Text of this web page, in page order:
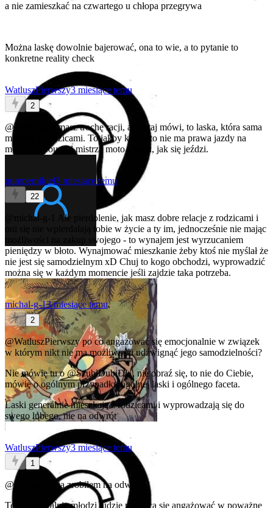
a nie zamieszkać na czwartego u chłopa przegrywa
Można laskę dowolnie bajerować, ona to wie, a to pytanie to
konkretne reality check
WatluszPierwszy3 miesiące temu
2
@michal-g-1
masz trochę racji, ale tutaj mówi, to laska, która sama
mieszka z rodzicami. To jakby ktoś, kto nie ma prawa jazdy na
motocykl pouczał mistrza moto crossu, jak się jeździ.
pumpernikiel3 miesiące temu
22
@michal-g-1
Ale pierdolenie, jak masz dobre relacje z rodzicami i
oni się nie wpierdalają tobie w życie a ty im, jednocześnie nie mając
możliwości na zakup swojego - to wynajem jest wyrzucaniem
pieniędzy w błoto. Wynajmować mieszkanie żeby ktoś nie myślał że
nie jest się samodzielnym xD Chuj to kogo obchodzi, wyprowadzić
można się w każdym momencie jeśli zajdzie taka potrzeba.
michal-g-13 miesiące temu
2
@WatluszPierwszypo co angażować się emocjonalnie w związek
w którym nikt nie ma możliwości udźwignąć jego samodzielności?
Nie mówię tu o@SzubiDubiDU, nie obraź się, to nie do Ciebie,
mówię o ogólnym przypadku ogólnej laski i ogólnego faceta.
Laski generalnie mieszkają z rodzicami i wyprowadzają się do
swego lubego, nie na odwrót
WatluszPierwszy3 miesiące temu
1
@michal-g-1
ja zrobiłem na odwrót
Teraz generalnie młodzi ludzie nie chcą się angażować w poważne